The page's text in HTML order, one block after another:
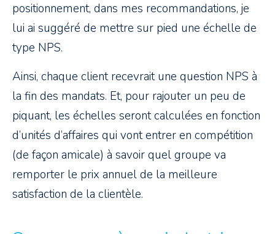
positionnement, dans mes recommandations, je
lui ai suggéré de mettre sur pied une échelle de
type NPS.
Ainsi, chaque client recevrait une question NPS à
la fin des mandats. Et, pour rajouter un peu de
piquant, les échelles seront calculées en fonction
d’unités d’affaires qui vont entrer en compétition
(de façon amicale) à savoir quel groupe va
remporter le prix annuel de la meilleure
satisfaction de la clientèle.